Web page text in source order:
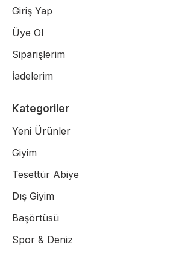
Giriş Yap
Üye Ol
Siparişlerim
İadelerim
Kategoriler
Yeni Ürünler
Giyim
Tesettür Abiye
Dış Giyim
Başörtüsü
Spor & Deniz